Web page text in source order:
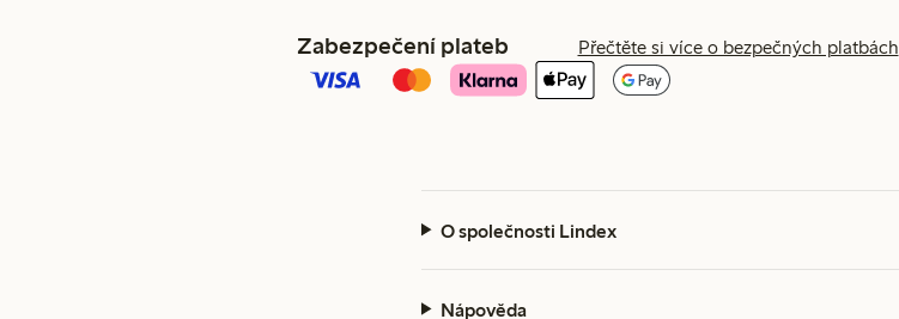
Zabezpečení plateb Přečtěte si více o bezpečných platbách
O společnosti Lindex
Nápověda